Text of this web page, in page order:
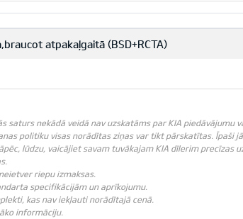
atpakaļgaitā (BSD+RCTA)
nekādā veidā nav uzskatāms par KIA piedāvājumu
politiku visas norādītas ziņas var tikt pārskatītas. Īpaši
lūdzu, vaicājiet savam tuvākajam KIA dīlerim precīzas
riepu izmaksas.
specifikācijām un aprīkojumu.
kas nav iekļauti norādītajā cenā.
informāciju.